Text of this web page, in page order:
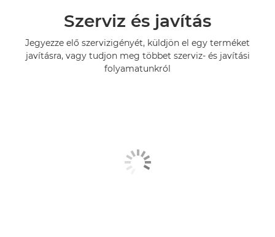
Szerviz és javítás
Jegyezze elő szervizigényét, küldjön el egy terméket
javításra, vagy tudjon meg többet szerviz- és javítási
folyamatunkról